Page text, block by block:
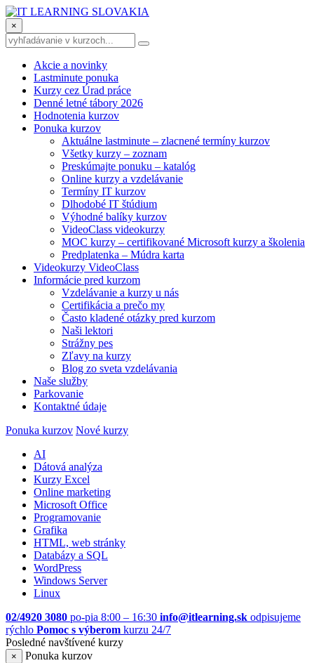
×
Akcie a novinky
Lastminute ponuka
Kurzy cez Úrad práce
Denné letné tábory 2026
Hodnotenia kurzov
Ponuka kurzov
Aktuálne lastminute – zlacnené termíny kurzov
Všetky kurzy – zoznam
Preskúmajte ponuku – katalóg
Online kurzy a vzdelávanie
Termíny IT kurzov
Dlhodobé IT štúdium
Výhodné balíky kurzov
VideoClass videokurzy
MOC kurzy – certifikované Microsoft kurzy a školenia
Predplatenka – Múdra karta
Videokurzy VideoClass
Informácie pred kurzom
Vzdelávanie a kurzy u nás
Certifikácia a prečo my
Často kladené otázky pred kurzom
Naši lektori
Strážny pes
Zľavy na kurzy
Blog zo sveta vzdelávania
Naše služby
Parkovanie
Kontaktné údaje
Ponuka kurzov Nové kurzy
AI
Dátová analýza
Kurzy Excel
Online marketing
Microsoft Office
Programovanie
Grafika
HTML, web stránky
Databázy a SQL
WordPress
Windows Server
Linux
02/4920 3080 po-pia 8:00 – 16:30 info@itlearning.sk odpisujeme
rýchlo Pomoc s výberom kurzu 24/7
Posledné navštívené kurzy
×
Ponuka kurzov